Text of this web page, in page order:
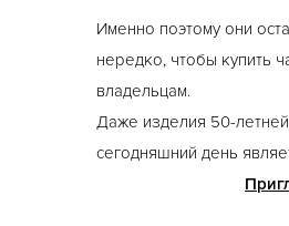
Именно поэтому они
нередко, чтобы купить
владельцам.
Даже изделия 50-
сегодняшний день